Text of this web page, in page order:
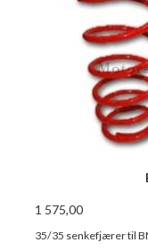
1 575,00
35/35 senkefjærer til